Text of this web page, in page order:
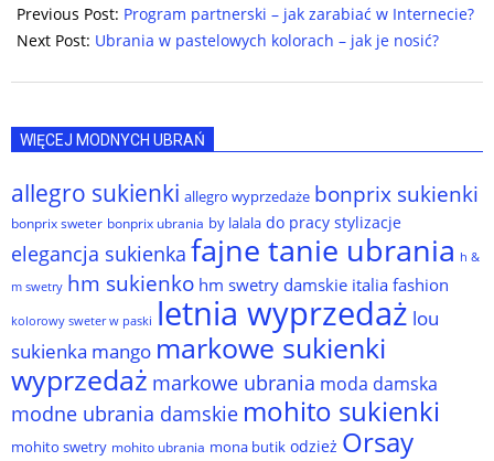
03-
07
Previous Post: Program partnerski – jak zarabiać w Internecie?
Next Post: Ubrania w pastelowych kolorach – jak je nosić?
WIĘCEJ MODNYCH UBRAŃ
allegro sukienki allegro wyprzedaże bonprix sukienki
bonprix sweter bonprix ubrania by lalala do pracy stylizacje
elegancja sukienka fajne tanie ubrania h &
m swetry hm sukienko hm swetry damskie italia fashion
kolorowy sweter w paski letnia wyprzedaż lou
sukienka mango markowe sukienki
wyprzedaż markowe ubrania moda damska
modne ubrania damskie mohito sukienki
mohito swetry mohito ubrania mona butik odzież Orsay